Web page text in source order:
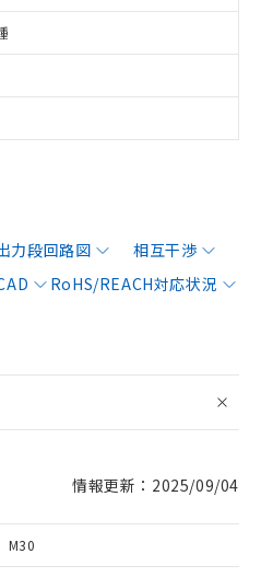
力段回路図
相互干渉
RoHS/REACH対応状況
情報更新：2025/09/04
M30